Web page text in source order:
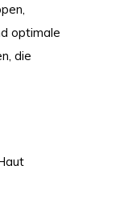
optimale
die